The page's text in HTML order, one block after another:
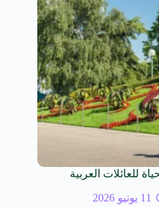
11 يونيو 2026